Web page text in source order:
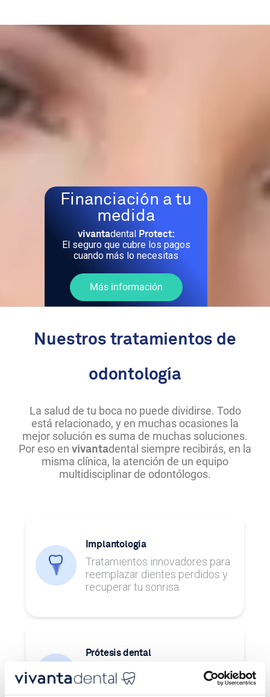
Financiación a tu
medida
vivantadental Protect:
El seguro que cubre los pagos
cuando más lo necesitas
Más información
Nuestros tratamientos de
odontología
La salud de tu boca no puede dividirse. Todo
está relacionado, y en muchas ocasiones la
mejor solución es suma de muchas soluciones.
Por eso en vivantadental siempre recibirás, en la
misma clínica, la atención de un equipo
multidisciplinar de odontólogos.
Implantología
Tratamientos innovadores para
reemplazar dientes perdidos y
recuperar tu sonrisa.
Prótesis dental
Tratamientos para restaurar uno
o varios dientes y recuperar la